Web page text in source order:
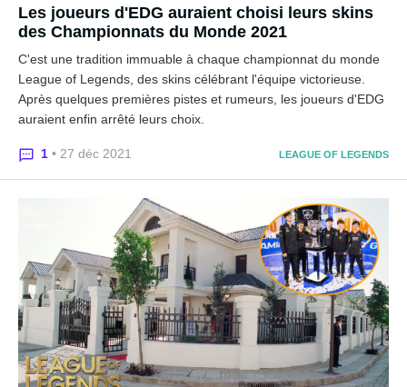
Les joueurs d'EDG auraient choisi leurs skins
des Championnats du Monde 2021
C'est une tradition immuable à chaque championnat du monde
League of Legends, des skins célébrant l'équipe victorieuse.
Après quelques premières pistes et rumeurs, les joueurs d'EDG
auraient enfin arrêté leurs choix.
1 • 27 déc 2021 LEAGUE OF LEGENDS